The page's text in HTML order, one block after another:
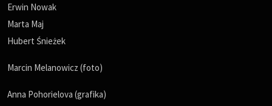
Erwin Nowak
Marta Maj
Hubert Śnieżek
Marcin Melanowicz (foto)
Anna Pohorielova (grafika)